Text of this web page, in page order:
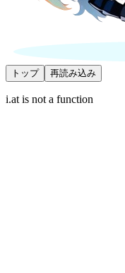
トップ 再読み込み
i.at is not a function